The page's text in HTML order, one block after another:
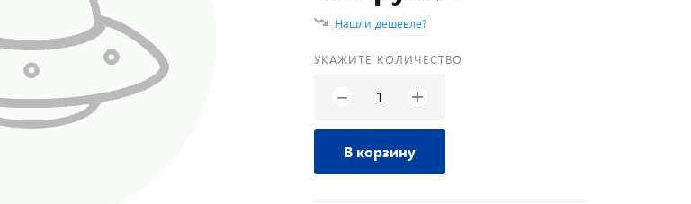
Нашли дешевле?
УКАЖИТЕ КОЛИЧЕСТВО
− +
В корзину